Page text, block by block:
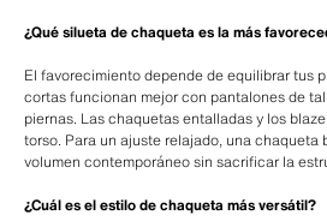
¿Qué silueta de chaqueta es la más
El favorecimiento depende de equilibrar tus
cortas funcionan mejor con pantalones de
piernas. Las chaquetas entalladas y los
torso. Para un ajuste relajado, una chaqueta
volumen contemporáneo sin sacrificar la
¿Cuál es el estilo de chaqueta más versátil?